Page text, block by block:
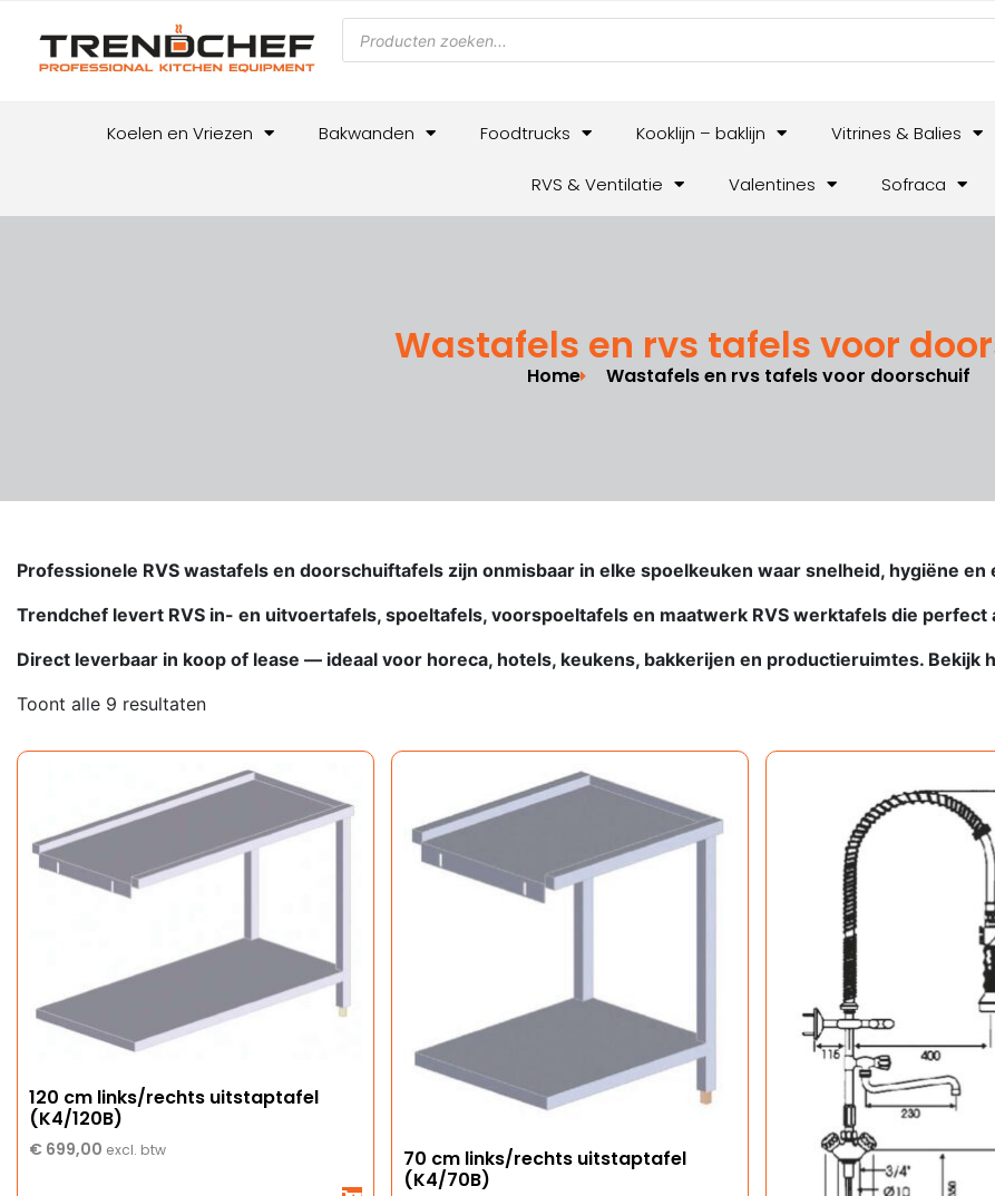
Koelen en Vriezen Bakwanden Foodtrucks Kooklijn – baklijn Vitrines & Balies
RVS & Ventilatie Valentines Sofraca
Wastafels en rvs tafels voor
Home Wastafels en rvs tafels voor doorschuif
Professionele RVS wastafels en doorschuiftafels zijn onmisbaar in elke spoelkeuken waar snelheid, hygiëne
Trendchef levert RVS in- en uitvoertafels, spoeltafels, voorspoeltafels en maatwerk RVS werktafels die
Direct leverbaar in koop of lease — ideaal voor horeca, hotels, keukens, bakkerijen en productieruimtes.
Toont alle 9 resultaten
120 cm links/rechts uitstaptafel
(K4/120B)
€ 699,00 excl. btw
70 cm links/rechts uitstaptafel
(K4/70B)